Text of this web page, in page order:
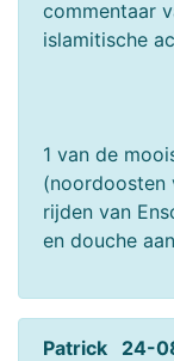
commentaar
islamitische
1 van de
(noordoosten
rijden van
en douche
Patrick 24-